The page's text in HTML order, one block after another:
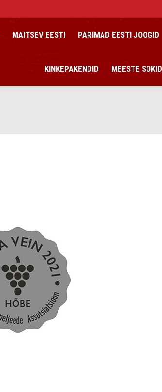
MAITSEV EESTI PARIMAD EESTI JOOGID
KINKEPAKENDID MEESTE SOKID